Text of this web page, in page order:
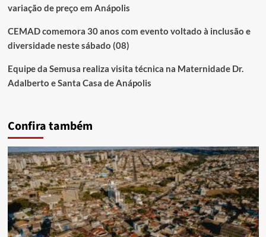
variação de preço em Anápolis
CEMAD comemora 30 anos com evento voltado à inclusão e
diversidade neste sábado (08)
Equipe da Semusa realiza visita técnica na Maternidade Dr.
Adalberto e Santa Casa de Anápolis
Confira também